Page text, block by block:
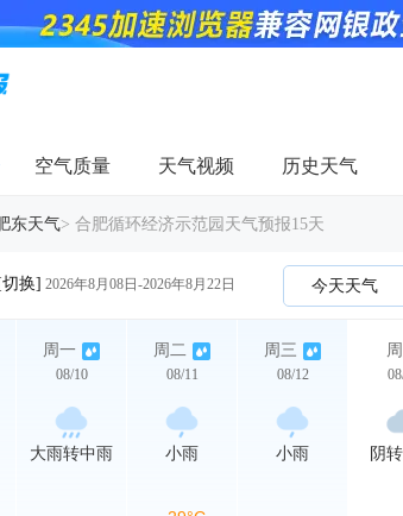
空气质量 天气视频 历史天气
东天气> 合肥循环经济示范园天气预报15天
[切换] 2026年8月08日-2026年8月22日 今天天气
周一
08/10
大雨转中雨
周二
08/11
小雨
周三
08/12
小雨 阴